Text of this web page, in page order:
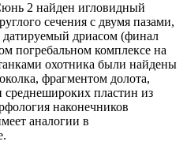
2 найден игловидный
сечения с двумя пазами,
дриасом (финал
погребальном комплексе на
охотника были найдены
фрагментом долота,
среднешироких пластин из
наконечников
аналогии в